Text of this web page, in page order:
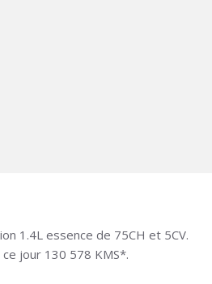
1.4L essence de 75CH et 5CV.
jour 130 578 KMS*.